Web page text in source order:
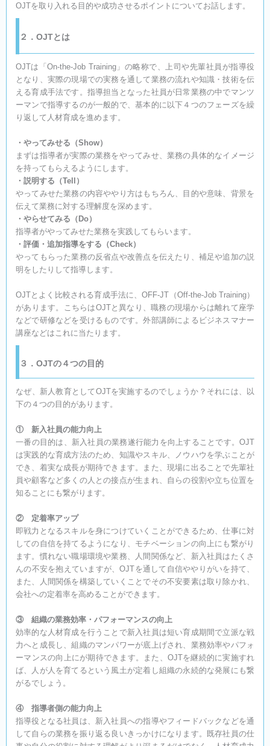
OJTを取り入れる目的や成功させるポイントについてお話します。
２．OJTとは
OJTは「On-the-Job Training」の略称で、上司や先輩社員が指導役
となり、実際の現場での実務を通して業務の流れや知識・技術を伝
える育成手法です。指導担当となった社員が日常業務の中でマンツ
ーマンで指導するのが一般的で、基本的に以下４つのフェーズを繰
り返して人材育成を進めます。
・やってみせる（Show）
まずは指導者が実際の業務をやってみせ、業務の具体的なイメージ
を持ってもらえるようにします。
・説明する（Tell）
やってみせた業務の内容ややり方はもちろん、目的や意味、背景を
伝えて業務に対する理解度を深めます。
・やらせてみる（Do）
指導者がやってみせた業務を実践してもらいます。
・評価・追加指導をする（Check）
やってもらった業務の反省点や改善点を伝えたり、補足や追加の説
明をしたりして指導します。
OJTとよく比較される育成手法に、OFF-JT（Off-the-Job Training）
があります。こちらはOJTと異なり、職務の現場からは離れて座学
などで研修などを受けるものです。外部講師によるビジネスマナー
講座などはこれに当たります。
３．OJTの４つの目的
なぜ、新人教育としてOJTを実施するのでしょうか？それには、以
下の４つの目的があります。
① 新入社員の能力向上
一番の目的は、新入社員の業務遂行能力を向上することです。OJT
は実践的な育成方法のため、知識やスキル、ノウハウを学ぶことが
でき、着実な成長が期待できます。また、現場に出ることで先輩社
員や顧客など多くの人との接点が生まれ、自らの役割や立ち位置を
知ることにも繋がります。
② 定着率アップ
即戦力となるスキルを身につけていくことができるため、仕事に対
しての自信を持てるようになり、モチベーションの向上にも繋がり
ます。慣れない職場環境や業務、人間関係など、新入社員はたくさ
んの不安を抱えていますが、OJTを通して自信ややりがいを持て、
また、人間関係を構築していくことでその不安要素は取り除かれ、
会社への定着率を高めることができます。
③ 組織の業務効率・パフォーマンスの向上
効率的な人材育成を行うことで新入社員は短い育成期間で立派な戦
力へと成長し、組織のマンパワーが底上げされ、業務効率やパフォ
ーマンスの向上にが期待できます。また、OJTを継続的に実施すれ
ば、人が人を育てるという風土が定着し組織の永続的な発展にも繋
がるでしょう。
④ 指導者側の能力向上
指導役となる社員は、新入社員への指導やフィードバックなどを通
して自らの業務を振り返る良いきっかけになります。既存社員の仕